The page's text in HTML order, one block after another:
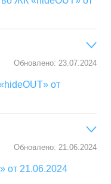
Обновлено: 23.07.2024
от
Обновлено: 21.06.2024
от 21.06.2024